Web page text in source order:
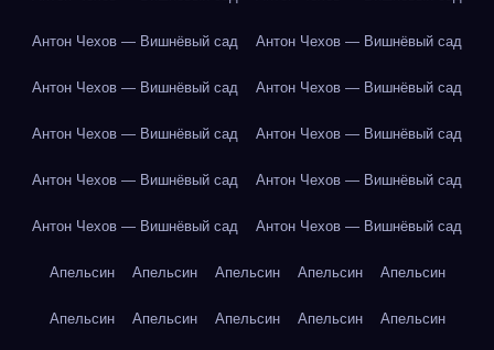
Антон Чехов — Вишнёвый сад Антон Чехов — Вишнёвый сад
Антон Чехов — Вишнёвый сад Антон Чехов — Вишнёвый сад
Антон Чехов — Вишнёвый сад Антон Чехов — Вишнёвый сад
Антон Чехов — Вишнёвый сад Антон Чехов — Вишнёвый сад
Антон Чехов — Вишнёвый сад Антон Чехов — Вишнёвый сад
Апельсин Апельсин Апельсин Апельсин Апельсин
Апельсин Апельсин Апельсин Апельсин Апельсин